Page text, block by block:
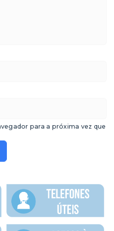
para a próxima vez que